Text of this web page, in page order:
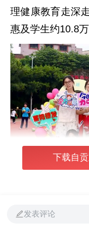
理健康教育走深
惠及学生约10.8万
针对中高考前
下载自
发表评论